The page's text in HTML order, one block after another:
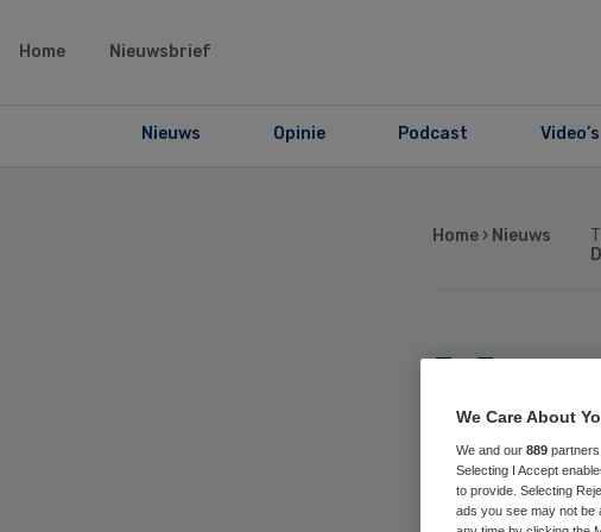
Home Nieuwsbrief
Nieuws Opinie Podcast Video’s
Home › Nieuws
Loo
van
We Care About
We and our 889
Selecting I Accept
to provide. Selecting
ads you see may not be